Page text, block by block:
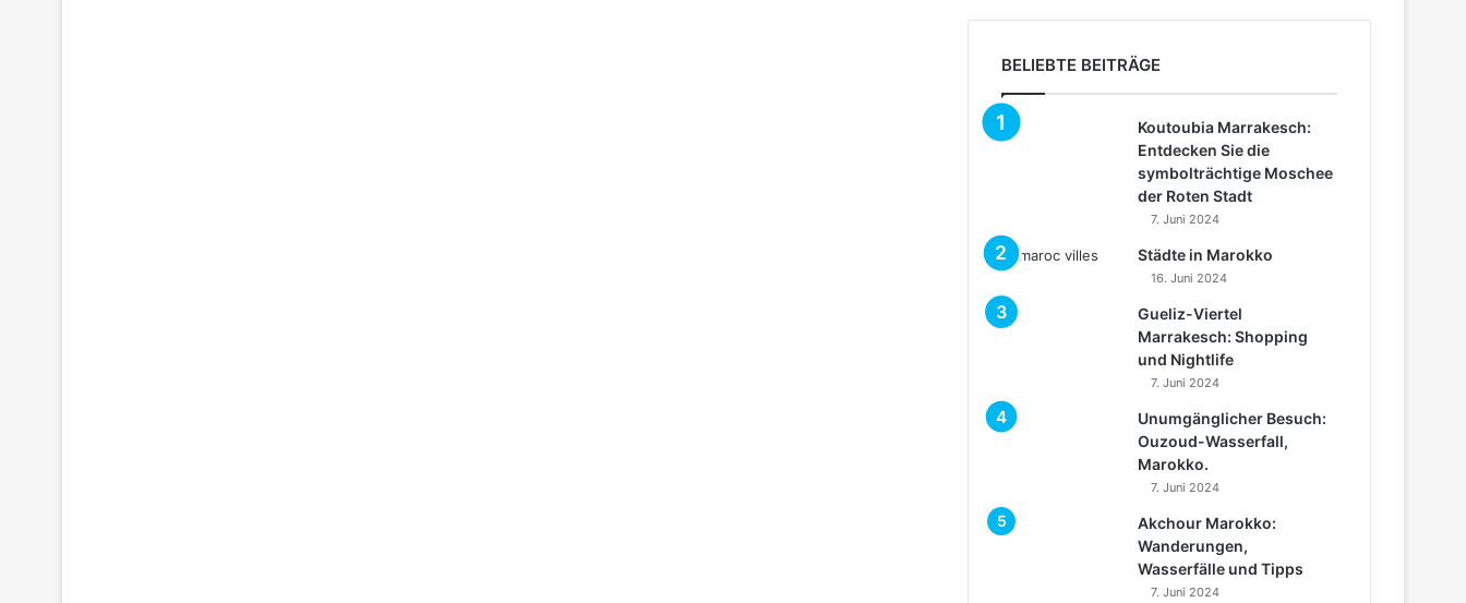
BELIEBTE BEITRÄGE
Koutoubia Marrakesch:
Entdecken Sie die
symbolträchtige Moschee
der Roten Stadt
7. Juni 2024
Städte in Marokko
16. Juni 2024
Gueliz-Viertel
Marrakesch: Shopping
und Nightlife
7. Juni 2024
Unumgänglicher Besuch:
Ouzoud-Wasserfall,
Marokko.
7. Juni 2024
Akchour Marokko:
Wanderungen,
Wasserfälle und Tipps
7. Juni 2024